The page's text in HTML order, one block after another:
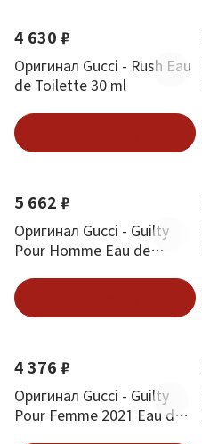
4 630 ₽
Оригинал Gucci - Rush Eau
de Toilette 30 ml
5 662 ₽
Оригинал Gucci - Guilty
Pour Homme Eau de
4 376 ₽
Оригинал Gucci - Guilty
Pour Femme 2021 Eau de